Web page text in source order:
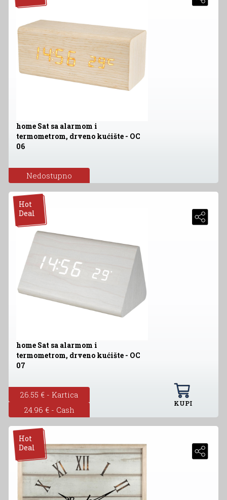
home Sat sa alarmom i
termometrom, drveno kućište - OC
06
Nedostupno
Hot
Deal
home Sat sa alarmom i
termometrom, drveno kućište - OC
07
26.55 € - Kartica
24.96 € - Cash
KUPI
Hot
Deal